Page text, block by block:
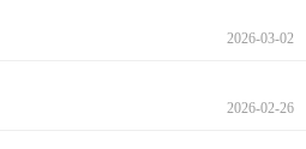
2026-03-02
2026-02-26